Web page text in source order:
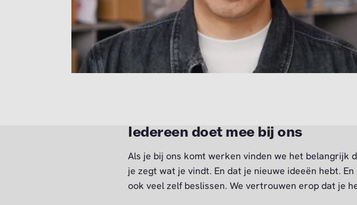
Iedereen doet mee bij ons
Als je bij ons komt werken vinden we het belangrijk
je zegt wat je vindt. En dat je nieuwe ideeën hebt.
ook veel zelf beslissen. We vertrouwen erop dat je